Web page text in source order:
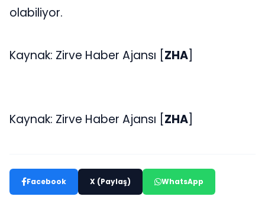
olabiliyor.
Kaynak: Zirve Haber Ajansı [ZHA]
Kaynak: Zirve Haber Ajansı [ ZHA
Facebook X (Paylaş) WhatsApp